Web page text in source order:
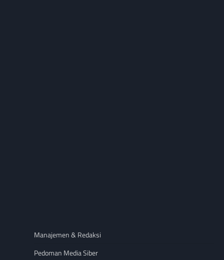
Manajemen & Redaksi
Pedoman Media Siber